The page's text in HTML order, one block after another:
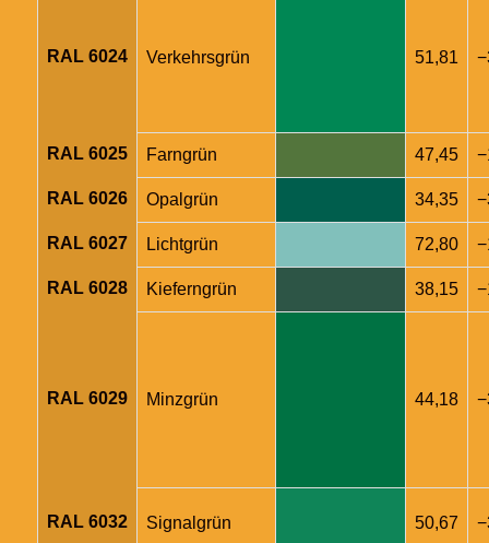
RAL 6024 Verkehrsgrün 51,81
RAL 6025 Farngrün 47,45
RAL 6026 Opalgrün 34,35
RAL 6027 Lichtgrün 72,80
RAL 6028 Kieferngrün 38,15
RAL 6029 Minzgrün 44,18
RAL 6032 Signalgrün 50,67